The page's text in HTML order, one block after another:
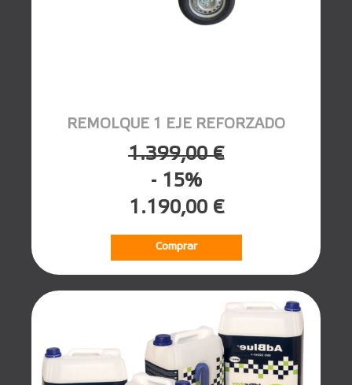
REMOLQUE 1 EJE REFORZADO
1.399,00 €
- 15%
1.190,00 €
Comprar